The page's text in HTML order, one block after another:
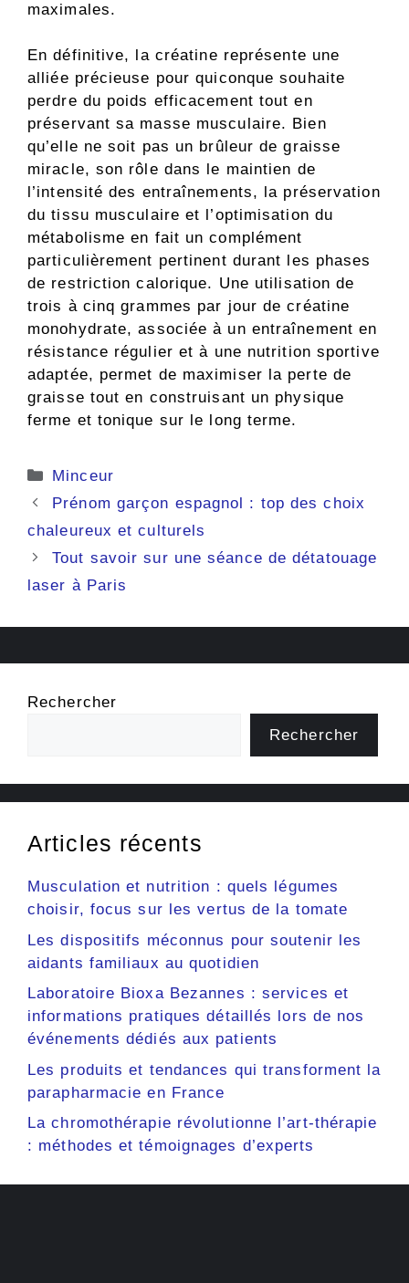
maximales.
En définitive, la créatine représente une
alliée précieuse pour quiconque souhaite
perdre du poids efficacement tout en
préservant sa masse musculaire. Bien
qu’elle ne soit pas un brûleur de graisse
miracle, son rôle dans le maintien de
l’intensité des entraînements, la préservation
du tissu musculaire et l’optimisation du
métabolisme en fait un complément
particulièrement pertinent durant les phases
de restriction calorique. Une utilisation de
trois à cinq grammes par jour de créatine
monohydrate, associée à un entraînement en
résistance régulier et à une nutrition sportive
adaptée, permet de maximiser la perte de
graisse tout en construisant un physique
ferme et tonique sur le long terme.
Catégories
Minceur
Prénom garçon espagnol : top des choix
chaleureux et culturels
Tout savoir sur une séance de détatouage
laser à Paris
Rechercher
Rechercher
Articles récents
Musculation et nutrition : quels légumes
choisir, focus sur les vertus de la tomate
Les dispositifs méconnus pour soutenir les
aidants familiaux au quotidien
Laboratoire Bioxa Bezannes : services et
informations pratiques détaillés lors de nos
événements dédiés aux patients
Les produits et tendances qui transforment la
parapharmacie en France
La chromothérapie révolutionne l’art-thérapie
: méthodes et témoignages d’experts